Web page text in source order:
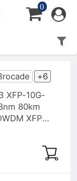
0
+6
XFP-10G-
80km
XFP